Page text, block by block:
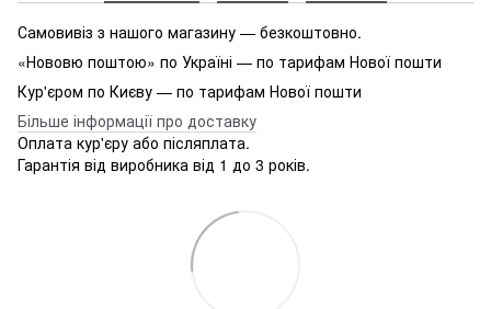
Самовивіз з нашого магазину — безкоштовно.
«Нововю поштою» по Україні — по тарифам Нової пошти
Кур'єром по Києву — по тарифам Нової пошти
Більше інформації про доставку
Оплата кур'єру або післяплата.
Гарантія від виробника від 1 до 3 років.